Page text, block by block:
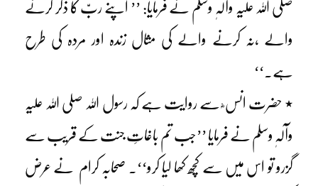
صلی اللہ علیہ وآلہٖ وسلم نے فرمایا: ’’ اپنے ربّ کا ذکر کرنے
والے ،نہ کرنے والے کی مثال زندہ اور مردہ کی طرح
ہے۔‘‘
٭ حضرت انس ؓ سے روایت ہے کہ رسول اللہ صلی اللہ علیہ
وآلہٖ وسلم نے فرمایا ’’جب تم باغاتِ جنت کے قریب سے
گزرو تو اس میں سے کچھ کھا لیا کرو‘‘۔ صحابہ کرام نے عرض